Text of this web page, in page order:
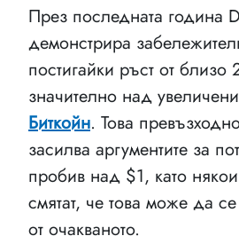
През последната година
демонстрира
постигайки ръст от близо
значително над
Биткойн. Това
засилва аргументите за
пробив над $1, като
смятат, че това може да
от очакваното.